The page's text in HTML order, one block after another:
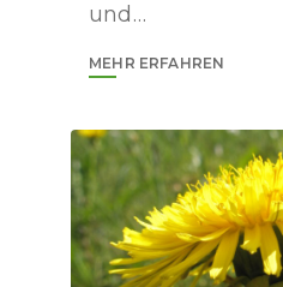
und…
MEHR ERFAHREN